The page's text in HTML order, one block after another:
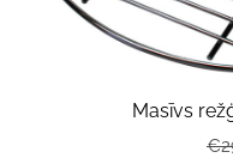
Masīvs